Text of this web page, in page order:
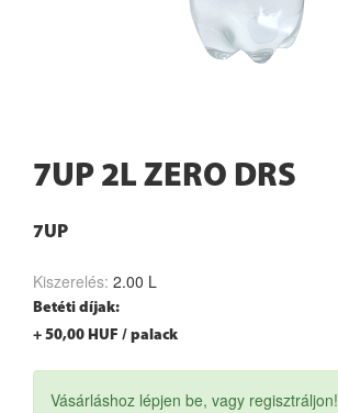
7UP 2L ZERO DRS
7UP
Kiszerelés: 2.00 L
Betéti díjak:
+ 50,00 HUF / palack
Vásárláshoz lépjen be, vagy regisztráljon!